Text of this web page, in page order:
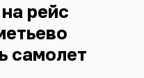
рейс
самолет